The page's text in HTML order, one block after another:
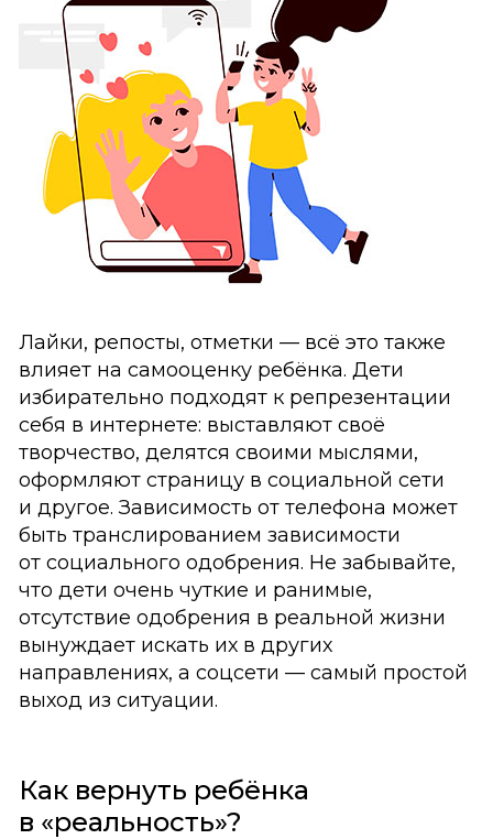
Лайки, репосты, отметки — всё это также
влияет на самооценку ребёнка. Дети
избирательно подходят к репрезентации
себя в интернете: выставляют своё
творчество, делятся своими мыслями,
оформляют страницу в социальной сети
и другое. Зависимость от телефона может
быть транслированием зависимости
от социального одобрения. Не забывайте,
что дети очень чуткие и ранимые,
отсутствие одобрения в реальной жизни
вынуждает искать их в других
направлениях, а соцсети — самый простой
выход из ситуации.
Как вернуть ребёнка
в «реальность»?